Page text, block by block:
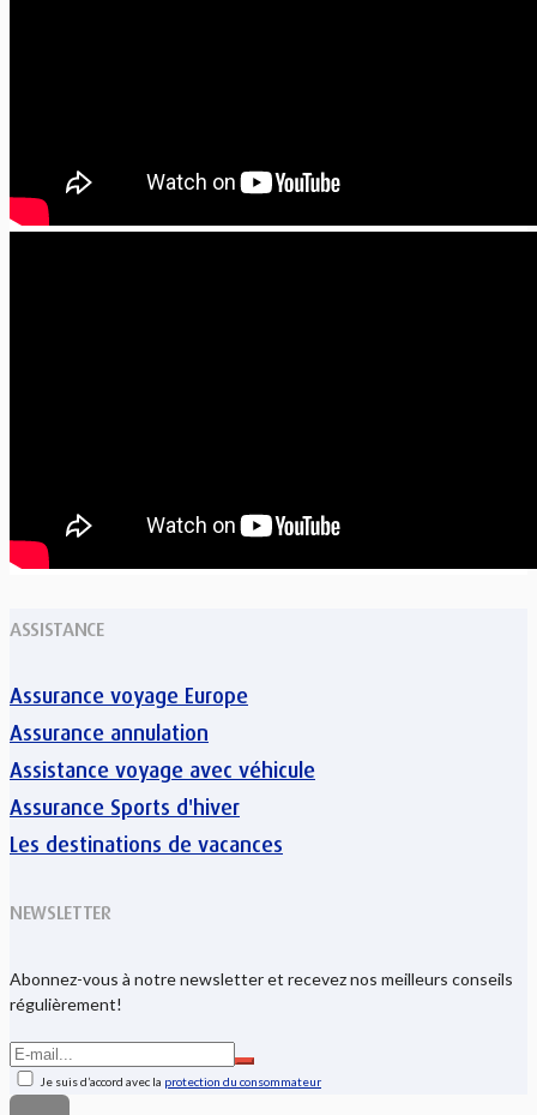
ASSISTANCE
Assurance voyage Europe
Assurance annulation
Assistance voyage avec véhicule
Assurance Sports d'hiver
Les destinations de vacances
NEWSLETTER
Abonnez-vous à notre newsletter et recevez nos meilleurs conseils
régulièrement!
Je suis d’accord avec la protection du consommateur